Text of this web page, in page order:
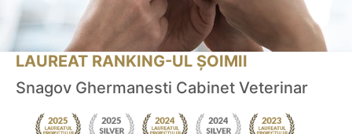
LAUREAT RANKING-UL ȘOIMII
Snagov Ghermanesti Cabinet Veterinar